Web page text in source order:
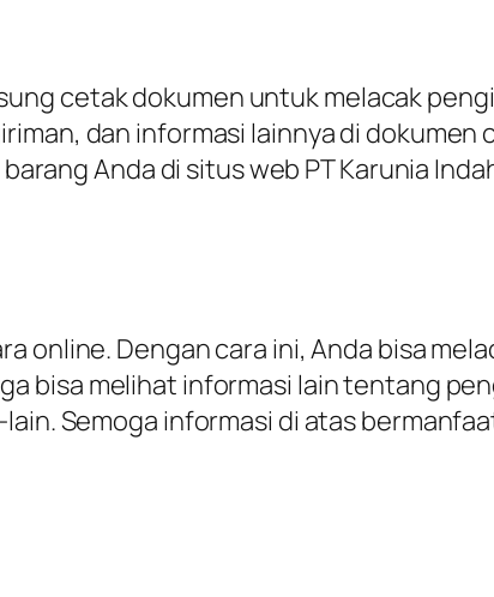
cetak dokumen untuk melacak
dan informasi lainnya di dokumen
Anda di situs web PT Karunia
online. Dengan cara ini, Anda bisa
bisa melihat informasi lain tentang
Semoga informasi di atas